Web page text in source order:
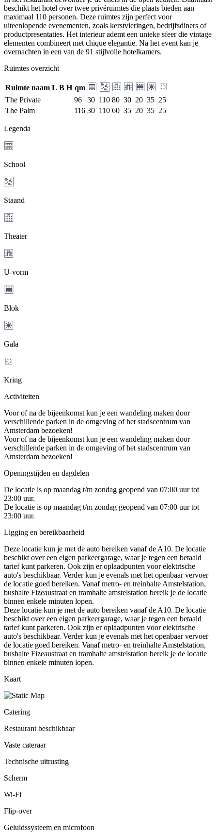
beschikt het hotel over twee privéruimtes die plaats bieden aan
maximaal 110 personen. Deze ruimtes zijn perfect voor
uiteenlopende evenementen, zoals kerstvieringen, bedrijfsdiners of
productpresentaties. Het interieur ademt een unieke sfeer die vintage
elementen combineert met chique elegantie. Na het event kan je
overnachten in een van de 91 stijlvolle hotelkamers.
Ruimtes overzicht
Ruimte naam L B H qm
The Private
96 30 110 80 30 20 35 25
The Palm
116 30 110 60 35 20 35 25
Legenda
School
Staand
Theater
U-vorm
Blok
Gala
Kring
Activiteiten
Voor of na de bijeenkomst kun je een wandeling maken door
verschillende parken in de omgeving of het stadscentrum van
Amsterdam bezoeken!
Voor of na de bijeenkomst kun je een wandeling maken door
verschillende parken in de omgeving of het stadscentrum van
Amsterdam bezoeken!
Openingstijden en dagdelen
De locatie is op maandag t/m zondag geopend van 07:00 uur tot
23:00 uur.
De locatie is op maandag t/m zondag geopend van 07:00 uur tot
23:00 uur.
Ligging en bereikbaarheid
Deze locatie kun je met de auto bereiken vanaf de A10. De locatie
beschikt over een eigen parkeergarage, waar je tegen een betaald
tarief kunt parkeren. Ook zijn er oplaadpunten voor elektrische
auto's beschikbaar. Verder kun je evenals met het openbaar vervoer
de locatie goed bereiken. Vanaf metro- en treinhalte Amstelstation,
bushalte Fizeaustraat en tramhalte amstelstation bereik je de locatie
binnen enkele minuten lopen.
Deze locatie kun je met de auto bereiken vanaf de A10. De locatie
beschikt over een eigen parkeergarage, waar je tegen een betaald
tarief kunt parkeren. Ook zijn er oplaadpunten voor elektrische
auto's beschikbaar. Verder kun je evenals met het openbaar vervoer
de locatie goed bereiken. Vanaf metro- en treinhalte Amstelstation,
bushalte Fizeaustraat en tramhalte amstelstation bereik je de locatie
binnen enkele minuten lopen.
Kaart
Catering
Restaurant beschikbaar
Vaste cateraar
Technische uitrusting
Scherm
Wi-Fi
Flip-over
Geluidssysteem en microfoon